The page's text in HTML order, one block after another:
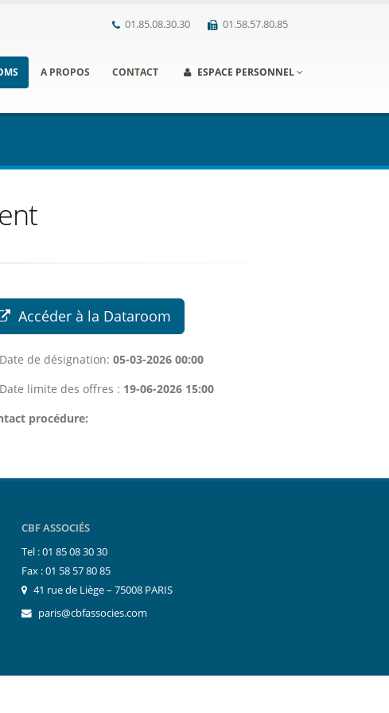
01.85.08.30.30 01.58.57.80.85
A PROPOS CONTACT ESPACE PERSONNEL
Accéder à la Dataroom
Date de désignation:05-03-2026 00:00
Date limite des offres : 19-06-2026 15:00
procédure:
CBF ASSOCIÉS
Tel : 01 85 08 30 30
Fax : 01 58 57 80 85
41 rue de Liège – 75008 PARIS
paris@cbfassocies.com